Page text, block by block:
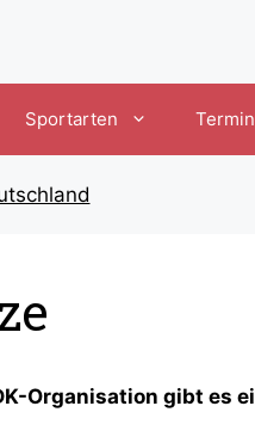
Sportarten
Organisation gibt es